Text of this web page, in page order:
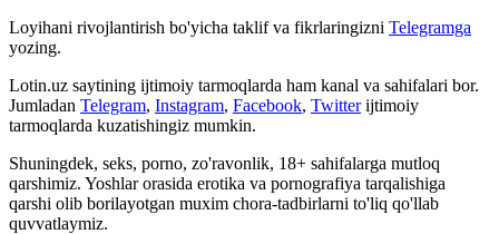
Loyihani rivojlantirish bo'yicha taklif va fikrlaringizni Telegramga
yozing.
Lotin.uz saytining ijtimoiy tarmoqlarda ham kanal va sahifalari bor.
Jumladan Telegram, Instagram, Facebook, Twitter ijtimoiy
tarmoqlarda kuzatishingiz mumkin.
Shuningdek, seks, porno, zo'ravonlik, 18+ sahifalarga mutloq
qarshimiz. Yoshlar orasida erotika va pornografiya tarqalishiga
qarshi olib borilayotgan muxim chora-tadbirlarni to'liq qo'llab
quvvatlaymiz.